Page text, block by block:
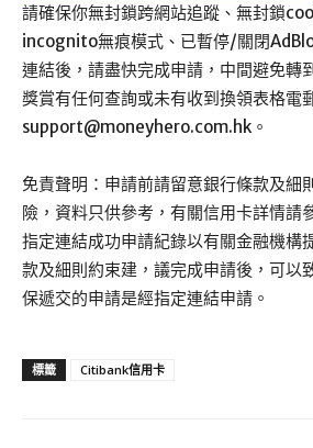
請確保你無封鎖跨網站追蹤、無封鎖
incognito無痕模式、已暫停/關閉
連結後，請盡快完成申請，中間避免轉
獎賞有任何查詢或未有收到換領表格電
support@moneyhero.com.hk 。
免責聲明：申請前請留意銀行條款及細
險，資料只供參考，有關信用卡詳情請
指定連結成功申請紀錄以有關金融機構
款及細則約束建，議完成申請後，可以
保遞交的申請是經指定連結申請。
標籤 Citibank信用卡